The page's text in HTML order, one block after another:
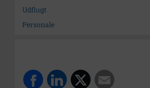
Udflugt
Personale